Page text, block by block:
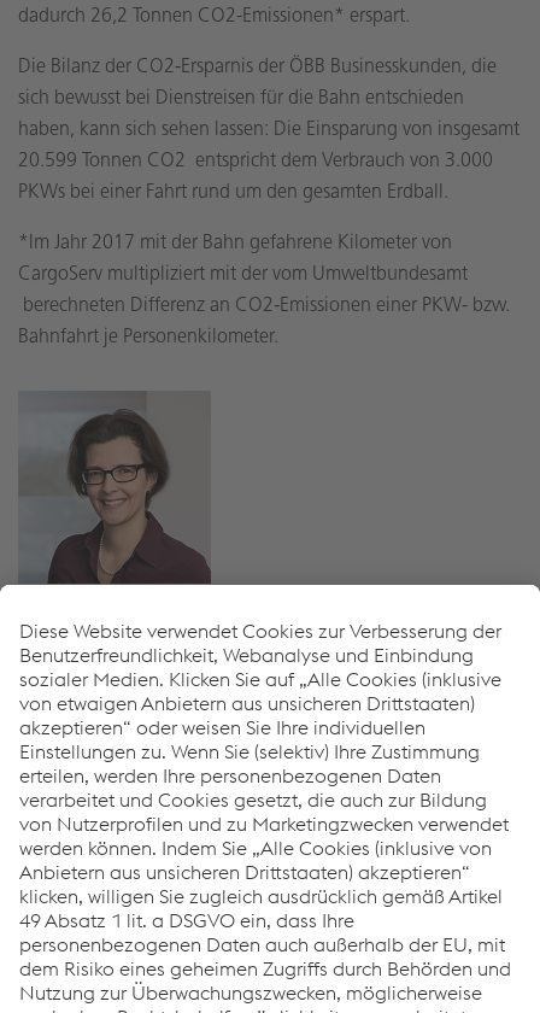
dadurch 26,2 Tonnen CO2-Emissionen* erspart.
Die Bilanz der CO2-Ersparnis der ÖBB Businesskunden, die
sich bewusst bei Dienstreisen für die Bahn entschieden
haben, kann sich sehen lassen: Die Einsparung von insgesamt
20.599 Tonnen CO2 entspricht dem Verbrauch von 3.000
PKWs bei einer Fahrt rund um den gesamten Erdball.
*Im Jahr 2017 mit der Bahn gefahrene Kilometer von
CargoServ multipliziert mit der vom Umweltbundesamt
berechneten Differenz an CO2-Emissionen einer PKW- bzw.
Bahnfahrt je Personenkilometer.
Kom­mu­ni­ka­ti­on
T:+43/732/6598-4895
E-Mail sen­den